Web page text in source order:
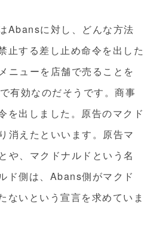
Abansに対し、どんな方法
止する差し止め命令を出した
ニューを店舗で売ることを
有効なのだそうです。商事
を出しました。原告のマクド
消えたといいます。原告マ
や、マクドナルドという名
ド側は、Abans側がマクド
ないという宣言を求めていま